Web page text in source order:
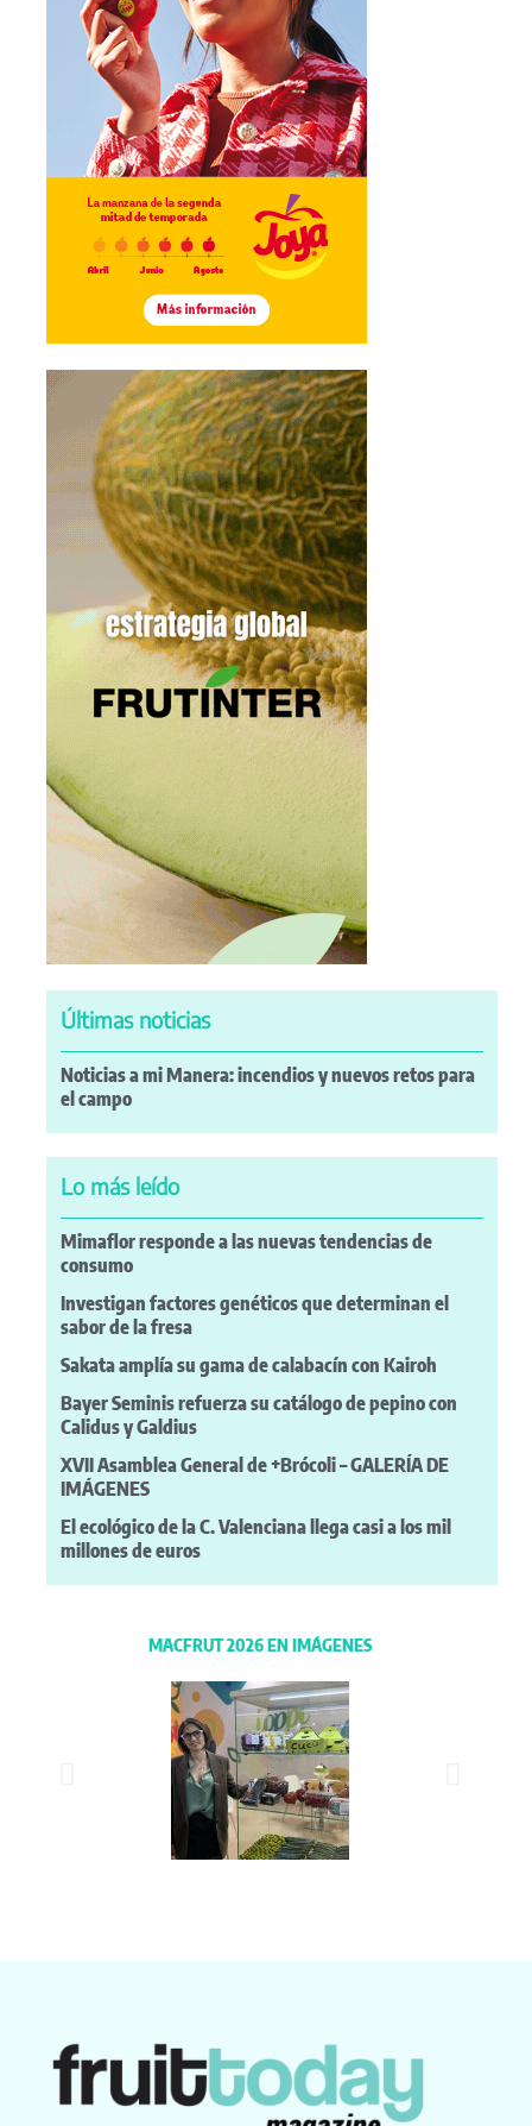
Últimas noticias
Noticias a mi Manera: incendios y nuevos retos para
el campo
Lo más leído
Mimaflor responde a las nuevas tendencias de
consumo
Investigan factores genéticos que determinan el
sabor de la fresa
Sakata amplía su gama de calabacín con Kairoh
Bayer Seminis refuerza su catálogo de pepino con
Calidus y Galdius
XVII Asamblea General de +Brócoli – GALERÍA DE
IMÁGENES
El ecológico de la C. Valenciana llega casi a los mil
millones de euros
MACFRUT 2026 EN IMÁGENES